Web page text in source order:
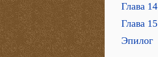
Глава 14
Глава 15
Эпилог